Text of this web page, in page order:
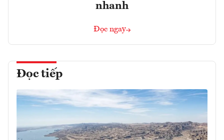
nhanh
Đọc ngay
Đọc tiếp